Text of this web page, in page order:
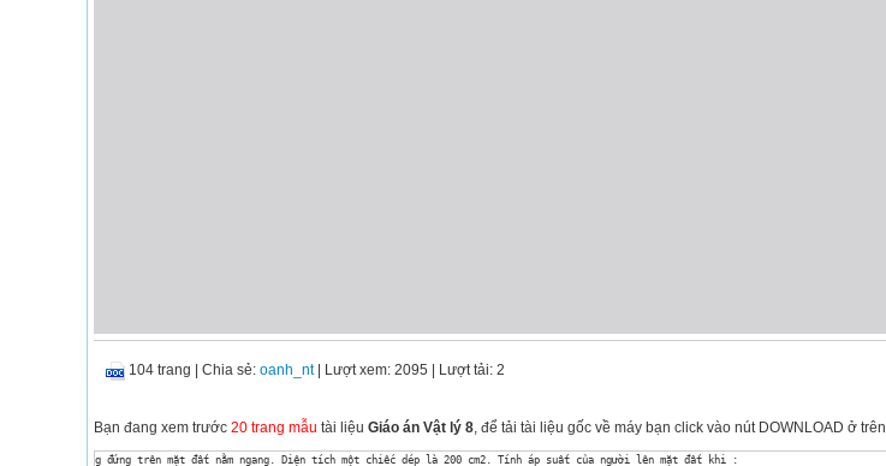
104 trang Chia sẻ: oanh_nt| Lượt xem: 2095 | Lượt tải: 2
Bạn đang xem trước 20 trang mẫu tài liệu Giáo án Vật lý 8, để tải tài liệu gốc về máy bạn click vào nút DOWNLOAD ở trên
g đứng trên mặt đất nằm ngang. Diện tích một chiếc dép là 200 cm2. Tính áp suất của người lên mặt đất khi :